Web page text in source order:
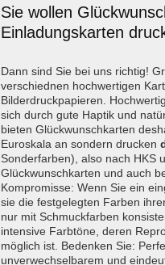
Sie wollen
Einladungskarten
Dann sind Sie bei uns richtig!
verschiednen hochwertigen
Bilderdruckpapieren.
sich durch gute Haptik und
bieten Glückwunschkarten
Euroskala an sondern drucken
Sonderfarben), also nach HKS
Glückwunschkarten und auch
Kompromisse: Wenn Sie ein
sie die festgelegten Farben
nur mit Schmuckfarben
intensive Farbtöne, deren
möglich ist. Bedenken Sie:
unverwechselbarem und